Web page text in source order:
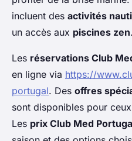
incluent des activités
un accès aux piscines zen.
Les réservations Club
en ligne via https://
portugal. Des offres
sont disponibles pour
Les prix Club Med